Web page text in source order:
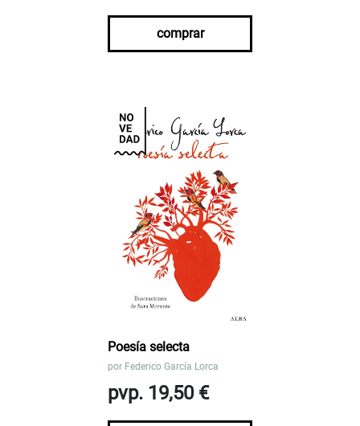
comprar
Poesía selecta
por Federico García Lorca
pvp. 19,50 €